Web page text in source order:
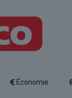
Économie